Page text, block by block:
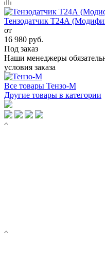
Тензодатчик Т24А
от
16 980 руб.
Под заказ
Наши менеджеры
условия заказа
Все товары Тензо-М
Другие товары в категории
КАТАЛОГ ТОВАРОВ